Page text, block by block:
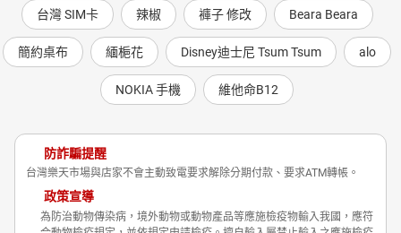
台灣 SIM卡 辣椒 褲子 修改 Beara Beara
簡約桌布 緬梔花 Disney迪士尼 Tsum Tsum alo
NOKIA 手機 維他命B12
防詐騙提醒
台灣樂天市場與店家不會主動致電要求解除分期付款、要求ATM轉帳。
政策宣導
為防治動物傳染病，境外動物或動物產品等應施檢疫物輸入我國，應符